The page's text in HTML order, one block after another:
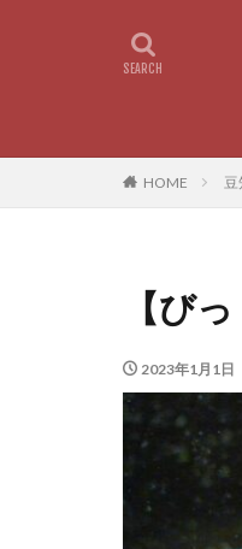
HOME 豆
【び
2023年1月1日